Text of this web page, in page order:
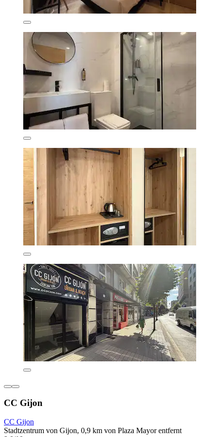
CC Gijon
CC Gijon
Stadtzentrum von Gijon, 0,9 km von Plaza Mayor entfernt